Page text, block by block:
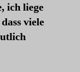
ich liege
viele